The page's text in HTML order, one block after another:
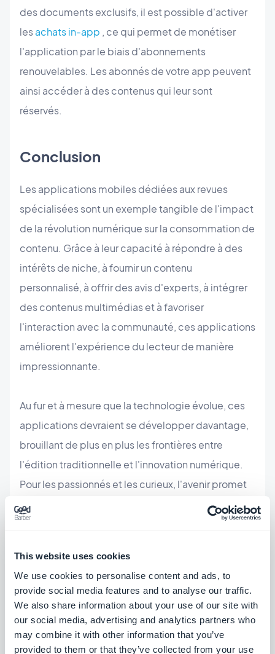
This website uses cookies
We use cookies to personalise content and ads, to
provide social media features and to analyse our traffic.
We also share information about your use of our site with
our social media, advertising and analytics partners who
may combine it with other information that you’ve
provided to them or that they’ve collected from your use
des documents exclusifs, il est possible d'activer
lesachats in-app , ce qui permet de monétiser
l'application par le biais d'abonnements
renouvelables. Les abonnés de votre app peuvent
ainsi accéder à des contenus qui leur sont
réservés.
Conclusion
Les applications mobiles dédiées aux revues
spécialisées sont un exemple tangible de l'impact
de la révolution numérique sur la consommation de
contenu. Grâce à leur capacité à répondre à des
intérêts de niche, à fournir un contenu
personnalisé, à offrir des avis d'experts, à intégrer
des contenus multimédias et à favoriser
l'interaction avec la communauté, ces applications
améliorent l'expérience du lecteur de manière
impressionnante.
Au fur et à mesure que la technologie évolue, ces
applications devraient se développer davantage,
brouillant de plus en plus les frontières entre
l'édition traditionnelle et l'innovation numérique.
Pour les passionnés et les curieux, l'avenir promet
d'être plein d'idées et de nouvelles tendances,
littéralement à portée de main, grâce au potentiel
spécialisés.
Découvrez quelques-unes des apps de magazines
spécialisés créées à l'aide de GoodBarber et
laissez-vous inspirer pour créer le nouveau